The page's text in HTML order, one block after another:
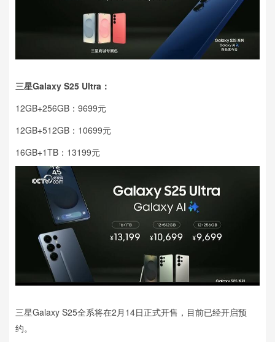
三星Galaxy S25 Ultra：
12GB+256GB：9699元
12GB+512GB：10699元
16GB+1TB：13199元
三星Galaxy S25全系将在2月14日正式开售，目前已经开启预
约。